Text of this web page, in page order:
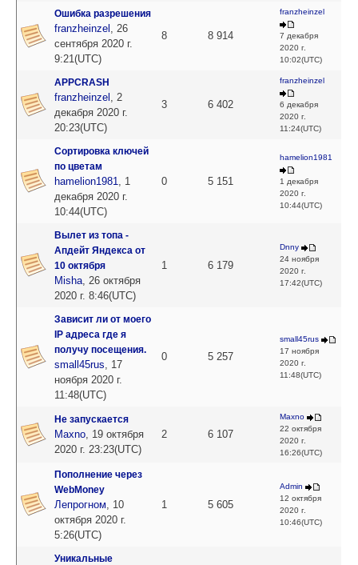
Ошибка разрешения
franzheinzel , 26
сентября 2020 г.
9:21(UTC)
8 8 914
franzheinzel
7 декабря
2020 г.
10:02(UTC)
APPCRASH
franzheinzel , 2
декабря 2020 г.
20:23(UTC)
3 6 402
franzheinzel
6 декабря
2020 г.
11:24(UTC)
Сортировка ключей
по цветам
hamelion1981, 1
декабря 2020 г.
10:44(UTC)
0 5 151
hamelion1981
1 декабря
2020 г.
10:44(UTC)
Вылет из топа -
Апдейт Яндекса от
10 октября
Misha, 26 октября
2020 г. 8:46(UTC)
1 6 179
Dnny
24 ноября
2020 г.
17:42(UTC)
Зависит ли от моего
IP адреса где я
получу посещения.
small45rus, 17
ноября 2020 г.
11:48(UTC)
0 5 257
small45rus
17 ноября
2020 г.
11:48(UTC)
Не запускается
Maxno, 19 октября
2020 г. 23:23(UTC)
2 6 107
Maxno
22 октября
2020 г.
16:26(UTC)
Пополнение через
WebMoney
Лепрогном, 10
октября 2020 г.
5:26(UTC)
1 5 605
Admin
12 октября
2020 г.
10:46(UTC)
Уникальные